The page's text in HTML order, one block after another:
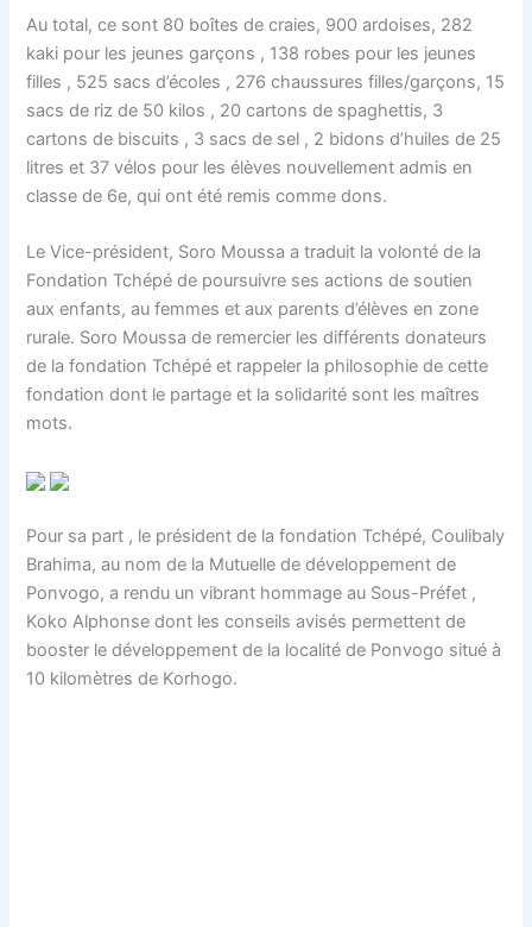
Au total, ce sont 80 boîtes de craies, 900 ardoises, 282
kaki pour les jeunes garçons , 138 robes pour les jeunes
filles , 525 sacs d’écoles , 276 chaussures filles/garçons, 15
sacs de riz de 50 kilos , 20 cartons de spaghettis, 3
cartons de biscuits , 3 sacs de sel , 2 bidons d’huiles de 25
litres et 37 vélos pour les élèves nouvellement admis en
classe de 6e, qui ont été remis comme dons.
Le Vice-président, Soro Moussa a traduit la volonté de la
Fondation Tchépé de poursuivre ses actions de soutien
aux enfants, au femmes et aux parents d’élèves en zone
rurale. Soro Moussa de remercier les différents donateurs
de la fondation Tchépé et rappeler la philosophie de cette
fondation dont le partage et la solidarité sont les maîtres
mots.
Pour sa part , le président de la fondation Tchépé, Coulibaly
Brahima, au nom de la Mutuelle de développement de
Ponvogo, a rendu un vibrant hommage au Sous-Préfet ,
Koko Alphonse dont les conseils avisés permettent de
booster le développement de la localité de Ponvogo situé à
10 kilomètres de Korhogo.